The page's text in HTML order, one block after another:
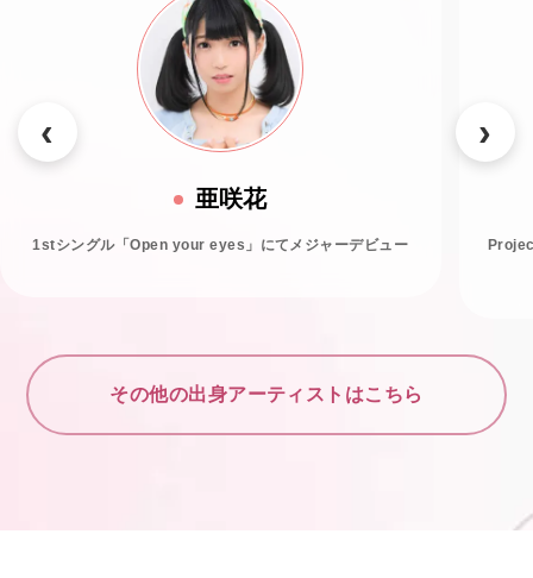
亜咲花
1stシングル「Open your eyes」にてメジャーデビュー
その他の出身アーティストはこちら